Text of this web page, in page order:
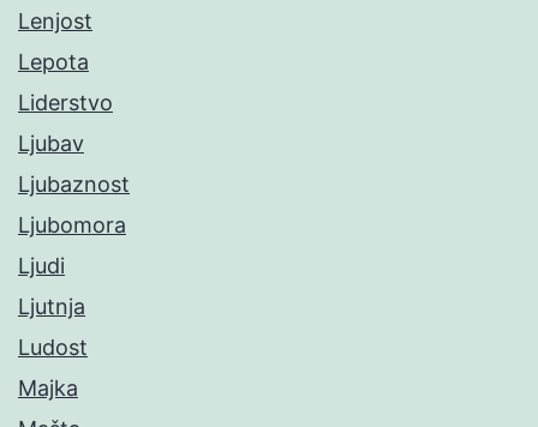
Lenjost
Lepota
Liderstvo
Ljubav
Ljubaznost
Ljubomora
Ljudi
Ljutnja
Ludost
Majka